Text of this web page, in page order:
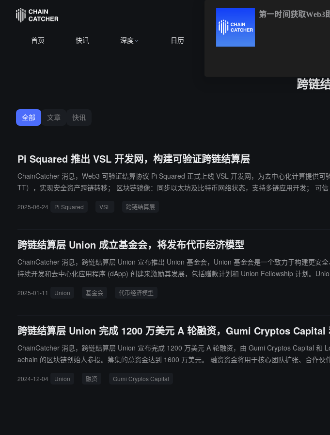
首页 快讯 深度 日历
跨链
全部 文章 快讯
Pi Squared 推出 VSL 开发网，构建可验证跨链结算层​
ChainCatcher 消息，Web3 可验证结算协议 Pi Squared 正式上线 VSL 开发网，为去中心化计算提供可验证执行框架。该网络具备三大核心功能
TT），实现安全资产跨链转移； ​​区块链镜像​​：同步以太坊及比特币网络状态，支持多链应用开发； ​​可信 AI 执行​​：基于
施。 项目方同步启动战略融资计划，此前已获得 1250 万美元种子轮投资。据 Wormhole 基金会联合
2025-06-24 Pi Squared VSL 跨链结算层
跨链结算层 Union 成立基金会，将发布代币经济模型
ChainCatcher 消息，跨链结算层 Union 宣布推出 Union 基金会，Union 基金会是一个致力于构建更安
持续开发和去中心化应用程序 (dApp) 创建来激励其发展，包括赠款计划和 Union Fellowship 计划。
2025-01-11 Union 基金会 代币经济模型
跨链结算层 Union 完成 1200 万美元 A 轮融资，Gumi Cryptos
ChainCatcher 消息，跨链结算层 Union 宣布完成 1200 万美元 A 轮融资，由 Gumi Cryptos Capital
achain 的区块链创始人参投。筹集的总资金达到 1600 万美元。 融资资金将用于核心团队扩张、合作伙伴整合和生态系统发展。 据 RootData 显示，Union 是一个高效的互操作协议，连接了任何生态系统中
2024-12-04 Union 融资 Gumi Cryptos Capital
第一时间获取Web3